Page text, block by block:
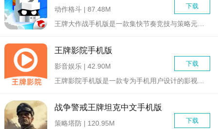
下载
动作格斗 | 87.48M
王牌影院手机版
下载
影音娱乐 | 42.90M
战争警戒王牌坦克中文手机版
下载
策略塔防 | 120.95M